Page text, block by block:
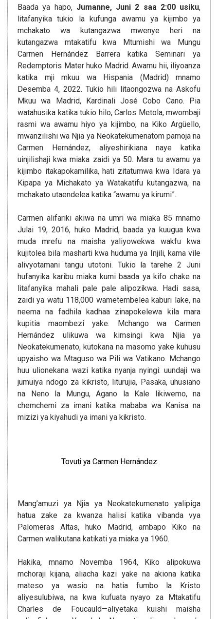
Baada ya hapo, Jumanne, Juni 2 saa 2:00 usiku,
litafanyika tukio la kufunga awamu ya kijimbo ya
mchakato wa kutangazwa mwenye heri na
kutangazwa mtakatifu kwa Mtumishi wa Mungu
Carmen Hernández Barrera katika Seminari ya
Redemptoris Mater huko Madrid. Awamu hii, iliyoanza
katika mji mkuu wa Hispania (Madrid) mnamo
Desemba 4, 2022. Tukio hili litaongozwa na Askofu
Mkuu wa Madrid, Kardinali José Cobo Cano. Pia
watahusika katika tukio hilo, Carlos Metola, mwombaji
rasmi wa awamu hiyo ya kijimbo, na Kiko Argüello,
mwanzilishi wa Njia ya Neokatekumenatom pamoja na
Carmen Hernández, aliyeshirikiana naye katika
uinjilishaji kwa miaka zaidi ya 50. Mara tu awamu ya
kijimbo itakapokamilika, hati zitatumwa kwa Idara ya
Kipapa ya Michakato ya Watakatifu kutangazwa, na
mchakato utaendelea katika “awamu ya kirumi”.
Carmen alifariki akiwa na umri wa miaka 85 mnamo
Julai 19, 2016, huko Madrid, baada ya kuugua kwa
muda mrefu na maisha yaliyowekwa wakfu kwa
kujitolea bila masharti kwa huduma ya Injili, kama vile
alivyotamani tangu utotoni. Tukio la tarehe 2 Juni
hufanyika karibu miaka kumi baada ya kifo chake na
litafanyika mahali pale pale alipozikwa. Hadi sasa,
zaidi ya watu 118,000 wametembelea kaburi lake, na
neema na fadhila kadhaa zinapokelewa kila mara
kupitia maombezi yake. Mchango wa Carmen
Hernández ulikuwa wa kimsingi kwa Njia ya
Neokatekumenato, kutokana na masomo yake kuhusu
upyaisho wa Mtaguso wa Pili wa Vatikano. Mchango
huu ulionekana wazi katika nyanja nyingi: uundaji wa
jumuiya ndogo za kikristo, liturujia, Pasaka, uhusiano
na Neno la Mungu, Agano la Kale likiwemo, na
chemchemi za imani katika mababa wa Kanisa na
mizizi ya kiyahudi ya imani ya kikristo.
Tovuti ya Carmen Hernández
Mang’amuzi ya Njia ya Neokatekumenato yalipiga
hatua zake za kwanza halisi katika vibanda vya
Palomeras Altas, huko Madrid, ambapo Kiko na
Carmen walikutana katikati ya miaka ya 1960.
Hakika, mnamo Novemba 1964, Kiko alipokuwa
mchoraji kijana, aliacha kazi yake na akiona katika
mateso ya wasio na hatia fumbo la Kristo
aliyesulubiwa, na kwa kufuata nyayo za Mtakatifu
Charles de Foucauld—aliyetaka kuishi maisha